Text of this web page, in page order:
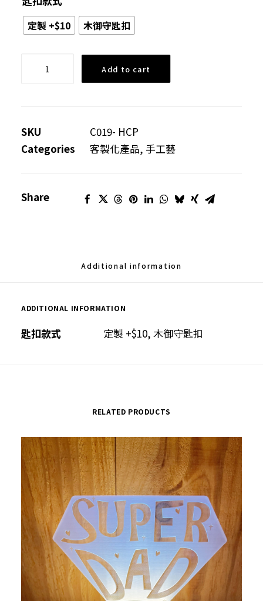
定製 +$10 木御守匙扣
扣
quantity
Add to cart
SKU
C019- HCP
Categories
客製化產品, 手工藝
Share
Additional information
ADDITIONAL INFORMATION
匙扣款式 定製 +$10, 木御守匙扣
RELATED PRODUCTS